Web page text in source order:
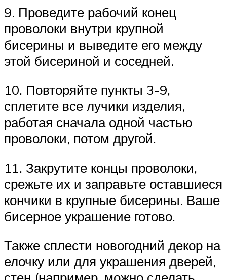
9. Проведите рабочий конец
проволоки внутри крупной
бисерины и выведите его между
этой бисериной и соседней.
10. Повторяйте пункты 3-9,
сплетите все лучики изделия,
работая сначала одной частью
проволоки, потом другой.
11. Закрутите концы проволоки,
срежьте их и заправьте оставшиеся
кончики в крупные бисерины. Ваше
бисерное украшение готово.
Также сплести новогодний декор на
елочку или для украшения дверей,